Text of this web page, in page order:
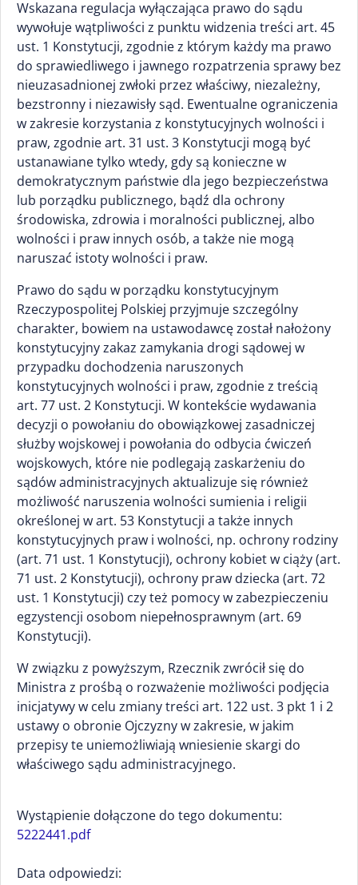
Wskazana regulacja wyłączająca prawo do sądu
wywołuje wątpliwości z punktu widzenia treści art. 45
ust. 1 Konstytucji, zgodnie z którym każdy ma prawo
do sprawiedliwego i jawnego rozpatrzenia sprawy bez
nieuzasadnionej zwłoki przez właściwy, niezależny,
bezstronny i niezawisły sąd. Ewentualne ograniczenia
w zakresie korzystania z konstytucyjnych wolności i
praw, zgodnie art. 31 ust. 3 Konstytucji mogą być
ustanawiane tylko wtedy, gdy są konieczne w
demokratycznym państwie dla jego bezpieczeństwa
lub porządku publicznego, bądź dla ochrony
środowiska, zdrowia i moralności publicznej, albo
wolności i praw innych osób, a także nie mogą
naruszać istoty wolności i praw.
Prawo do sądu w porządku konstytucyjnym
Rzeczypospolitej Polskiej przyjmuje szczególny
charakter, bowiem na ustawodawcę został nałożony
konstytucyjny zakaz zamykania drogi sądowej w
przypadku dochodzenia naruszonych
konstytucyjnych wolności i praw, zgodnie z treścią
art. 77 ust. 2 Konstytucji. W kontekście wydawania
decyzji o powołaniu do obowiązkowej zasadniczej
służby wojskowej i powołania do odbycia ćwiczeń
wojskowych, które nie podlegają zaskarżeniu do
sądów administracyjnych aktualizuje się również
możliwość naruszenia wolności sumienia i religii
określonej w art. 53 Konstytucji a także innych
konstytucyjnych praw i wolności, np. ochrony rodziny
(art. 71 ust. 1 Konstytucji), ochrony kobiet w ciąży (art.
71 ust. 2 Konstytucji), ochrony praw dziecka (art. 72
ust. 1 Konstytucji) czy też pomocy w zabezpieczeniu
egzystencji osobom niepełnosprawnym (art. 69
Konstytucji).
W związku z powyższym, Rzecznik zwrócił się do
Ministra z prośbą o rozważenie możliwości podjęcia
inicjatywy w celu zmiany treści art. 122 ust. 3 pkt 1 i 2
ustawy o obronie Ojczyzny w zakresie, w jakim
przepisy te uniemożliwiają wniesienie skargi do
właściwego sądu administracyjnego.
Wystąpienie dołączone do tego dokumentu:
5222441.pdf
Data odpowiedzi: